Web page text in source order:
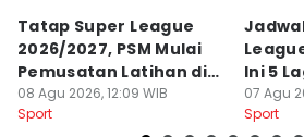
Tatap Super League
2026/2027, PSM Mulai
Pemusatan Latihan di
Jogja
08 Agu 2026, 12:09 WIB
Sport
Ini 5
07 Agu
Sport